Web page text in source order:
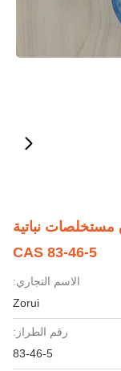
نباتية
CAS 83-46-5
الاسم التجاري:
Zorui
رقم الطراز:
83-46-5